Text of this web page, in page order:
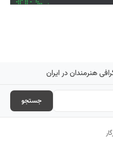
هنرمندان در ایران
جستجو